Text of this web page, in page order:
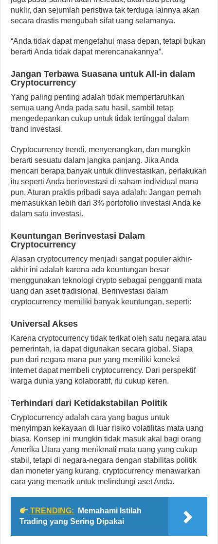
nuklir, dan sejumlah peristiwa tak terduga lainnya akan
secara drastis mengubah sifat uang selamanya.
“Anda tidak dapat mengetahui masa depan, tetapi bukan
berarti Anda tidak dapat merencanakannya”.
Jangan Terbawa Suasana untuk All-in dalam
Cryptocurrency
Yang paling penting adalah tidak mempertaruhkan
semua uang Anda pada satu hasil, sambil tetap
mengedepankan cukup untuk tidak tertinggal dalam
trand investasi.
Cryptocurrency trendi, menyenangkan, dan mungkin
berarti sesuatu dalam jangka panjang. Jika Anda
mencari berapa banyak untuk diinvestasikan, perlakukan
itu seperti Anda berinvestasi di saham individual mana
pun. Aturan praktis pribadi saya adalah: Jangan pernah
memasukkan lebih dari 3% portofolio investasi Anda ke
dalam satu investasi.
Keuntungan Berinvestasi Dalam
Cryptocurrency
Alasan cryptocurrency menjadi sangat populer akhir-
akhir ini adalah karena ada keuntungan besar
menggunakan teknologi crypto sebagai pengganti mata
uang dan aset tradisional. Berinvestasi dalam
cryptocurrency memiliki banyak keuntungan, seperti:
Universal Akses
Karena cryptocurrency tidak terikat oleh satu negara atau
pemerintah, ia dapat digunakan secara global. Siapa
pun dari negara mana pun yang memiliki koneksi
internet dapat membeli cryptocurrency. Dari perspektif
warga dunia yang kolaboratif, itu cukup keren.
Terhindari dari Ketidakstabilan Politik
Cryptocurrency adalah cara yang bagus untuk
menyimpan kekayaan di luar risiko volatilitas mata uang
biasa. Konsep ini mungkin tidak masuk akal bagi orang
Amerika Utara yang menikmati mata uang yang cukup
stabil, tetapi di negara-negara dengan stabilitas politik
dan moneter yang kurang, cryptocurrency menawarkan
cara yang menarik untuk melindungi aset Anda.
TRENDING:
Memahami Istilah
Trading yang Sering Dipakai